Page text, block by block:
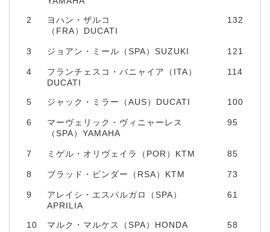
2
ヨハン・ザルコ
（FRA）DUCATI
132
3 ジョアン・ミール（SPA）SUZUKI 121
4
フランチェスコ・バニャイア（ITA）
DUCATI
114
5 ジャック・ミラー（AUS）DUCATI 100
6
マーヴェリック・ヴィニャーレス
（SPA）YAMAHA
95
7 ミゲル・オリヴェイラ（POR）KTM 85
8 ブラッド・ビンダー（RSA）KTM 73
9
アレイシ・エスパルガロ（SPA）
APRILIA
61
10 マルク・マルケス（SPA）HONDA 58